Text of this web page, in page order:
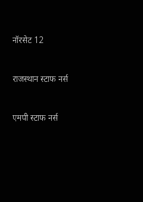
नॉरसेट 12
राजस्थान स्टाफ नर्स
एमपी स्टाफ नर्स